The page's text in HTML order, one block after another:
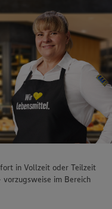
in Vollzeit oder Teilzeit
vorzugsweise im Bereich